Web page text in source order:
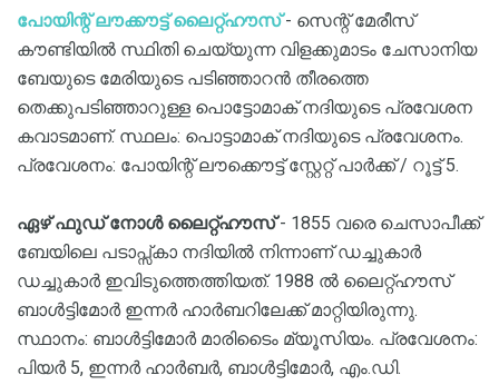
പോയിന്റ് ലൗക്കൗട്ട് ലൈറ്റ്ഹൗസ്- സെന്റ് മേരീസ്
കൗണ്ടിയിൽ സ്ഥിതി ചെയ്യുന്ന വിളക്കുമാടം ചേസാനിയ
ബേയുടെ മേരിയുടെ പടിഞ്ഞാറൻ തീരത്തെ
തെക്കുപടിഞ്ഞാറുള്ള പൊട്ടോമാക് നദിയുടെ പ്രവേശന
കവാടമാണ്. സ്ഥലം: പൊട്ടാമാക് നദിയുടെ പ്രവേശനം.
പ്രവേശനം: പോയിന്റ് ലൗക്കൌട്ട് സ്റ്റേറ്റ് പാർക്ക് / റൂട്ട് 5.
ഏഴ് ഫുഡ് നോൾ ലൈറ്റ്ഹൗസ്- 1855 വരെ ചെസാപീക്ക്
ബേയിലെ പടാപ്സ്കാ നദിയിൽ നിന്നാണ് ഡച്ചുകാർ
ഡച്ചുകാർ ഇവിടുത്തെത്തിയത്. 1988 ൽ ലൈറ്റ്ഹൗസ്
ബാൾട്ടിമോർ ഇന്നർ ഹാർബറിലേക്ക് മാറ്റിയിരുന്നു.
സ്ഥാനം: ബാൾട്ടിമോർ മാരിടൈം മ്യൂസിയം. പ്രവേശനം:
പിയർ 5, ഇന്നർ ഹാർബർ, ബാൾട്ടിമോർ, എം.ഡി.